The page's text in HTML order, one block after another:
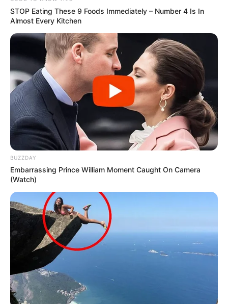
STOP Eating These 9 Foods Immediately – Number 4 Is In
Almost Every Kitchen
BUZZDAY
Embarrassing Prince William Moment Caught On Camera
(Watch)